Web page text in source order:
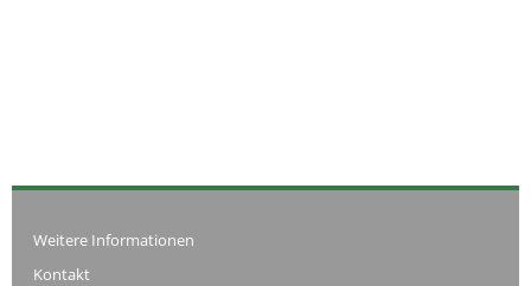
Weitere Informationen
Kontakt